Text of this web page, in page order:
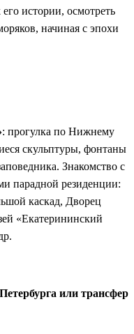
его истории, осмотреть
начиная с эпохи
: прогулка по Нижнему
скульптуры, фонтаны
Знакомство с
парадной резиденции:
каскад, Дворец
«Екатерининский
или трансфер